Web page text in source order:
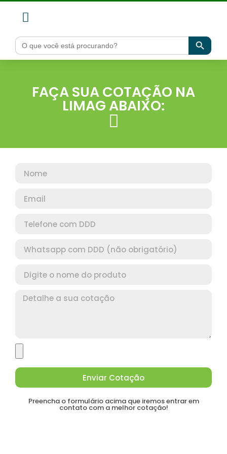
Search
for:
Search
FAÇA SUA COTAÇÃO NA
LIMAG ABAIXO:
Enviar Cotação
Preencha o formulário acima que iremos entrar em
contato com a melhor cotação!